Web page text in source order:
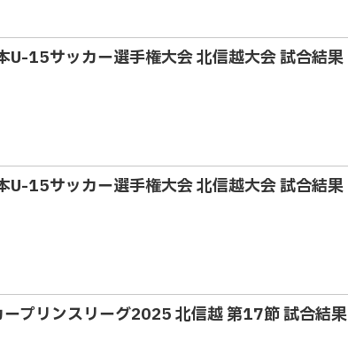
15サッカー選手権大会 北信越大会 試合結果
15サッカー選手権大会 北信越大会 試合結果
プリンスリーグ2025 北信越 第17節 試合結果